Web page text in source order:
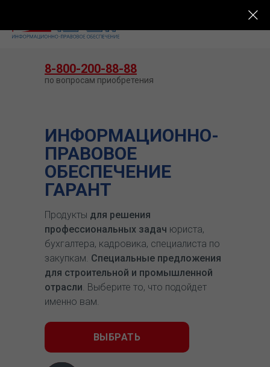
ИНФОРМАЦИОННО-
ПРАВОВОЕ
ОБЕСПЕЧЕНИЕ
ГАРАНТ
Продукты для решения
профессиональных задач юриста,
бухгалтера, кадровика, специалиста по
закупкам. Специальные предложения
для строительной и промышленной
отрасли. Выберите то, что подойдет
именно вам.
ВЫБРАТЬ
8-800-200-88-88
по вопросам приобретения